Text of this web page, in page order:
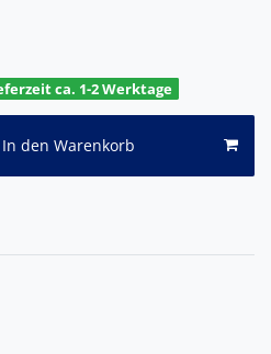
ca. 1-2 Werktage
In den Warenkorb